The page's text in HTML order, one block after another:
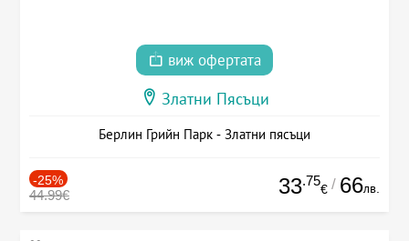
виж офертата
Златни Пясъци
Берлин Грийн Парк - Златни пясъци
-25%
44.99€ 33.75
€ / 66лв.